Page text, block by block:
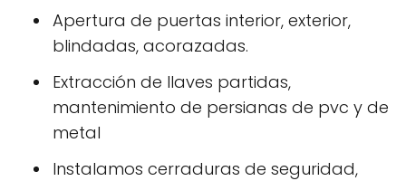
Apertura de puertas interior, exterior,
blindadas, acorazadas.
Extracción de llaves partidas,
mantenimiento de persianas de pvc y de
metal
Instalamos cerraduras de seguridad,